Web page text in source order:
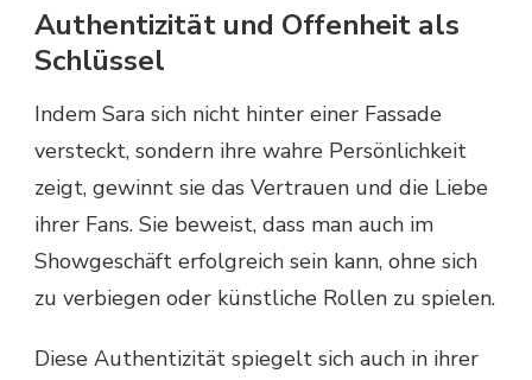
Authentizität und Offenheit als
Schlüssel
Indem Sara sich nicht hinter einer Fassade
versteckt, sondern ihre wahre Persönlichkeit
zeigt, gewinnt sie das Vertrauen und die Liebe
ihrer Fans. Sie beweist, dass man auch im
Showgeschäft erfolgreich sein kann, ohne sich
zu verbiegen oder künstliche Rollen zu spielen.
Diese Authentizität spiegelt sich auch in ihrer